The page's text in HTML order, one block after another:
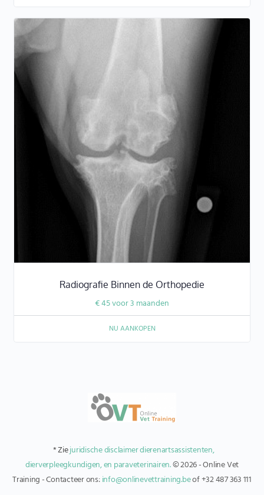
Radiografie Binnen de Orthopedie
€45voor 3 maanden
NU AANKOPEN
* Ziejuridische disclaimer dierenartsassistenten,
dierverpleegkundigen, en paraveterinairen.© 2026 - Online Vet
Training - Contacteer ons:info@onlinevettraining.beof +32 487 363 111